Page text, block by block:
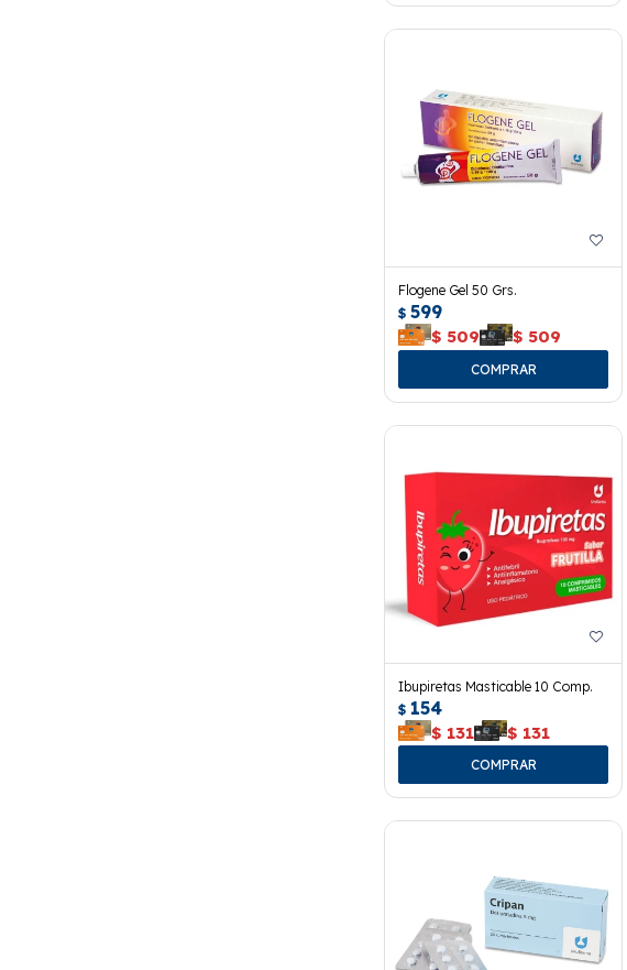
Flogene Gel 50 Grs.
$ 599
$ 509 $ 509
Ibupiretas Masticable 10 Comp.
$ 154
$ 131 $ 131